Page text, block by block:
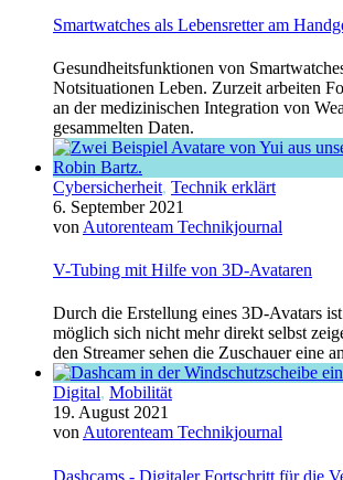
Smartwatches als Lebensretter am
Gesundheitsfunktionen von
Notsituationen Leben. Zurzeit arbeiten
an der medizinischen Integration von
gesammelten Daten.
Cybersicherheit, Technik erklärt
6. September 2021
von Autorenteam Technikjournal
V-Tubing mit Hilfe von 3D-Avataren
Durch die Erstellung eines 3D-Avatars ist
möglich sich nicht mehr direkt selbst
den Streamer sehen die Zuschauer eine
Digital, Mobilität
19. August 2021
vonAutorenteam Technikjournal
Dashcams - Digitaler Fortschritt für die